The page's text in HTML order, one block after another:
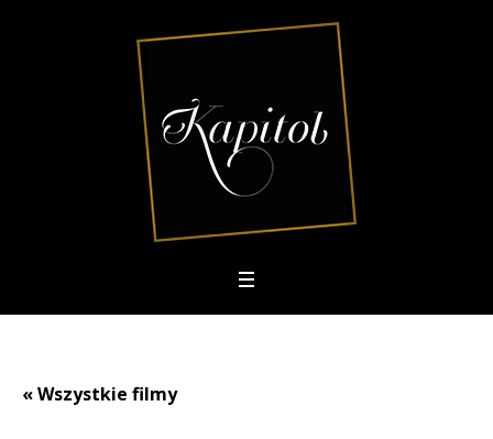
« Wszystkie filmy